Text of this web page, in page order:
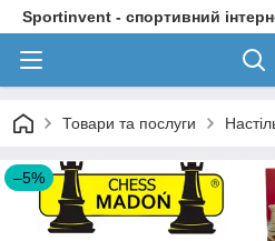
Sportinvent - спортивний
Товари та послуги
–5%